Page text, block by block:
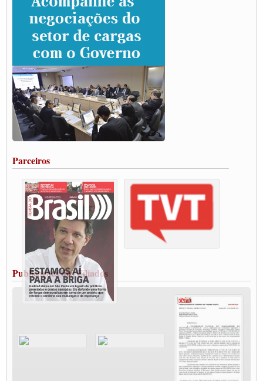
CNTTL e lideranças de caminhoneiros participam de debate sobre saúde nas
rodovias
Paulinho e Litti debatem política global para transporte rodoviário de cargas na
SUTCRA no Uruguai
Grande Conquista da Categoria transporte de Cargas e Caminhoneiros Autonomos
ENCONTRO INTERNACIONAL EM APOIO A CLASSE TRABALHADORA
DO BRASIL E A ELEIÇÃO 2022
Carta às Brasileiras e aos Brasileiros em Defesa do Estado Democrático de Direito
Paulinho, presidente da CNTTL, faz balanço do 3º Congresso da CNTTL
Caminhoneiros aprovam greve a partir do 1º de novembro
Rodoviários de Feira Santana fazem Assembleia para avaliar proposta de reajuste
salarial
Vacina Já: Lockdown de 24 horas dos trabalhadores em transportes está mantido,
Condutores de Guarulhos farão greve sanitária nesta terça-feira (20)
Paralisação dos Caminhoneiros na #BR285, entrocamento que liga o Mercosul ao
Rio Grande
Caminhoneiros bloqueiam duas faixas na Castello Branco e fazem protesto
Modal-Live #13 Aumento da Violência Contra Mulher e o Adoecimento da Classe
Trabalhadora em Tempos de Pandemia
MODAL-LIVE#12 POLÍTICAS PÚBLICAS DE TRANSPORTE PARA A
CLASSE TRABALHADORA E ELEIÇÕES NA PANDEMIA
MODAL-LIVE#11 POLÍTICAS PÚBLICAS DE TRANSPORTE
JUVENTUDE DO TRANSPORTE: POR QUE DEVEMOS NOS ORGANIZAR?
Fabio Primo testa positivo para Coronavírus, mas está bem de saúde
Modal-Live#9 Quais são os direitos dos trabalhador@s que contraem a Covid-19 na
Participe da Campanha Fora Bolsonaro
CNTTL e FECOOTAC apoiam Campanha de testes de COVID-19 para
Parceiros
Publicações dos Filiados